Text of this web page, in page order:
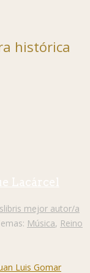
histórica
Lacárcel
mejor autor/a
Música, Reino